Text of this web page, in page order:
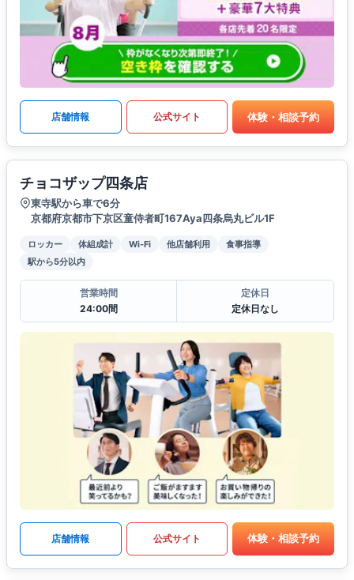
店舗情報 公式サイト 体験・相談予約
チョコザップ四条店
東寺駅から車で6分
京都府京都市下京区童侍者町167Aya四条烏丸ビル1F
ロッカー 体組成計 Wi-Fi 他店舗利用
食事指導
駅から5分以内
営業時間
24:00間
定休日
定休日なし
店舗情報 公式サイト 体験・相談予約